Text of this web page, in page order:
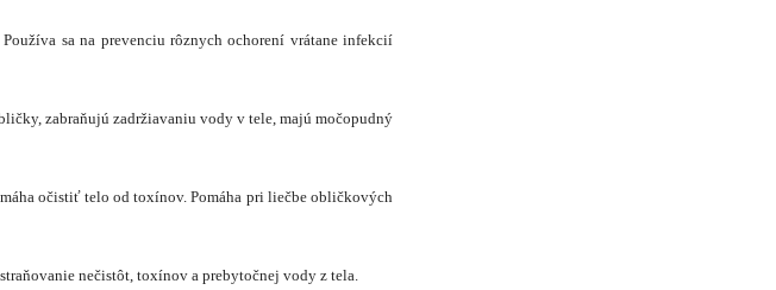
sa na prevenciu rôznych ochorení vrátane infekcií
zabraňujú zadržiavaniu vody v tele, majú močopudný
očistiť telo od toxínov. Pomáha pri liečbe obličkových
nečistôt, toxínov a prebytočnej vody z tela.